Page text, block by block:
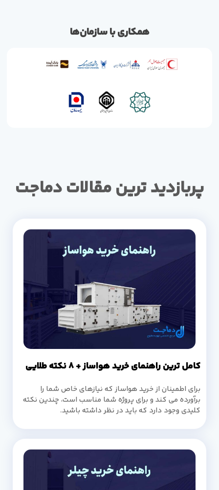
همکاری با سازمان‌ها
پربازدید ترین مقالات دماجت
کامل ترین راهنمای خرید هواساز + 8 نکته طلایی
برای اطمینان از خرید هواساز که نیازهای خاص شما را
برآورده می کند و برای پروژه شما مناسب است، چندین نکته
کلیدی وجود دارد که باید در نظر داشته باشید.